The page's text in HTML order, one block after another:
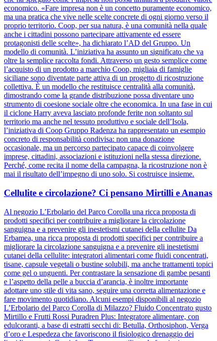
economico. «Fare impresa non è un concetto puramente economico,
ma una pratica che vive nelle scelte concrete di ogni giorno verso il
proprio territorio. Coop, per sua natura, è una comunità nella quale
anche i cittadini possono partecipare attivamente ed essere
protagonisti delle scelte», ha dichiarato l’AD del Gruppo. Un
modello di comunità. L’iniziativa ha assunto un significato che va
oltre la semplice raccolta fondi. Attraverso un gesto semplice come
l’acquisto di un prodotto a marchio Coop, migliaia di famiglie
siciliane sono diventate parte attiva di un progetto di ricostruzione
collettiva. È un modello che restituisce centralità alla comunità,
dimostrando come la grande distribuzione possa diventare uno
strumento di coesione sociale oltre che economica. In una fase in cui
il ciclone Harry aveva lasciato profonde ferite non soltanto sul
territorio ma anche nel tessuto produttivo e sociale dell’Isola,
l’iniziativa di Coop Gruppo Radenza ha rappresentato un esempio
concreto di responsabilità condivisa: non una donazione
occasionale, ma un percorso partecipato capace di coinvolgere
imprese, cittadini, associazioni e istituzioni nella stessa direzione.
Perché, come recita il nome della campagna, la ricostruzione non è
mai il risultato dell’impegno di uno solo. Si costruisce insieme.
Cellulite e circolazione? Ci pensano Mirtilli e Ananas
Al negozio L’Erbolario del Parco Corolla una ricca proposta di
prodotti specifici per contribuire a migliorare la circolazione
sanguigna e a prevenire gli inestetismi cutanei della cellulite Da
Erbamea, una ricca proposta di prodotti specifici per contribuire a
migliorare la circolazione sanguigna e a prevenire gli inestetismi
cutanei della cellulite: integratori alimentari come fluidi concentrati,
tisane, capsule vegetali o bustine solubili, ma anche trattamenti topici
come gel o unguenti. Per contrastare la sensazione di gambe pesanti
e l’aspetto della pelle a buccia d’arancia, è inoltre importante
adottare uno stile di vita sano, seguire una corretta alimentazione e
fare movimento quotidiano. Alcuni esempi disponibili al negozio
L’Erbolario del Parco Corolla di Milazzo? Fluido Concentrato gusto
Mirtillo e Frutti Rossi Puradren Plus: Integratore alimentare, con
edulcoranti, a base di estratti secchi di: Betulla, Orthosiphon, Verga
d’oro e Lespedeza che favoriscono il fisiologico drenaggio dei